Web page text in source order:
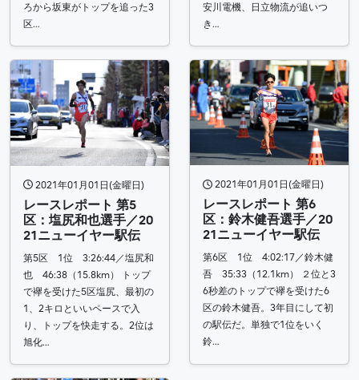
ろから坂東がトップを追った3
区…
安川電機、日立物流が追いつ
き…
2021年01月01日(金曜日)
レースレポート 第5
区：塩尻和也選手／20
21ニューイヤー駅伝
第5区 1位 3:26:44／塩尻和
也 46:38（15.8km） トップ
で襷を受けた5区塩尻、最初の
1、2キロといいペースで入
り、トップを快走する。2位は
旭化…
2021年01月01日(金曜日)
レースレポート 第6
区：鈴木健吾選手／20
21ニューイヤー駅伝
第6区 1位 4:02:17／鈴木健
吾 35:33（12.1km） ２位と3
6秒差のトップで襷を受けた6
区の鈴木健吾。3年目にして初
の駅伝だ。単独で1位をいく
鈴…